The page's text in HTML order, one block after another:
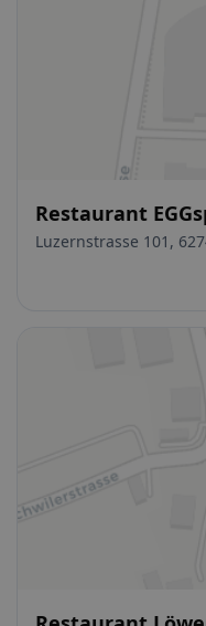
Restaurant
Luzernstrasse 101,